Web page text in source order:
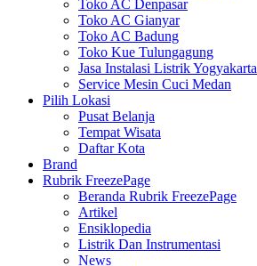
Toko AC Denpasar
Toko AC Gianyar
Toko AC Badung
Toko Kue Tulungagung
Jasa Instalasi Listrik Yogyakarta
Service Mesin Cuci Medan
Pilih Lokasi
Pusat Belanja
Tempat Wisata
Daftar Kota
Brand
Rubrik FreezePage
Beranda Rubrik FreezePage
Artikel
Ensiklopedia
Listrik Dan Instrumentasi
News